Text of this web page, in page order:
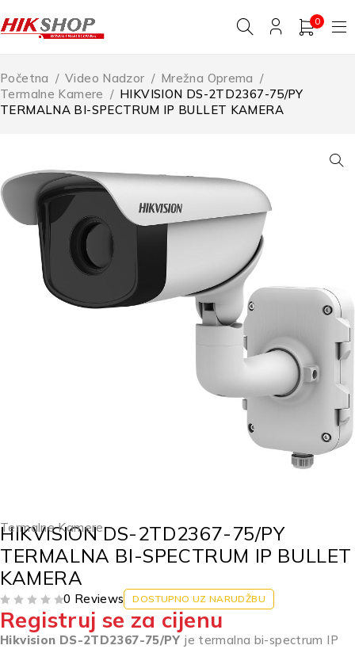
0
Početna / Video Nadzor / Mrežna Oprema /
Termalne Kamere / HIKVISION DS-2TD2367-75/PY
TERMALNA BI-SPECTRUM IP BULLET KAMERA
Termalne Kamere
HIKVISION DS-2TD2367-75/PY
TERMALNA BI-SPECTRUM IP BULLET
KAMERA
0 Reviews DOSTUPNO UZ NARUDŽBU
Registruj se za cijenu
Hikvision DS-2TD2367-75/PY je termalna bi-spectrum IP